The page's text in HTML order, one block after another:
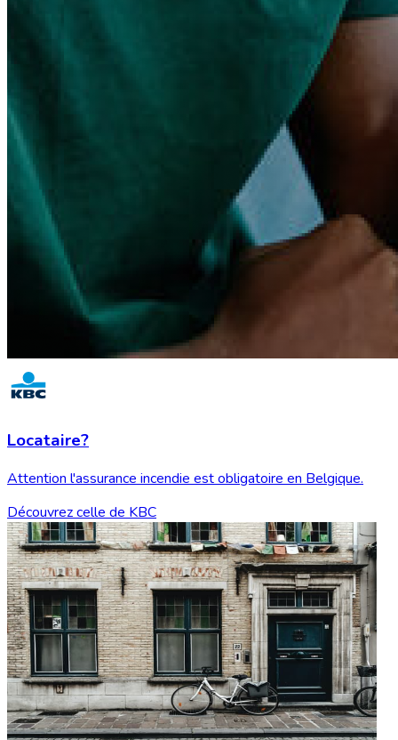
Locataire?
Attention l'assurance incendie est obligatoire en Belgique.
Découvrez celle de KBC